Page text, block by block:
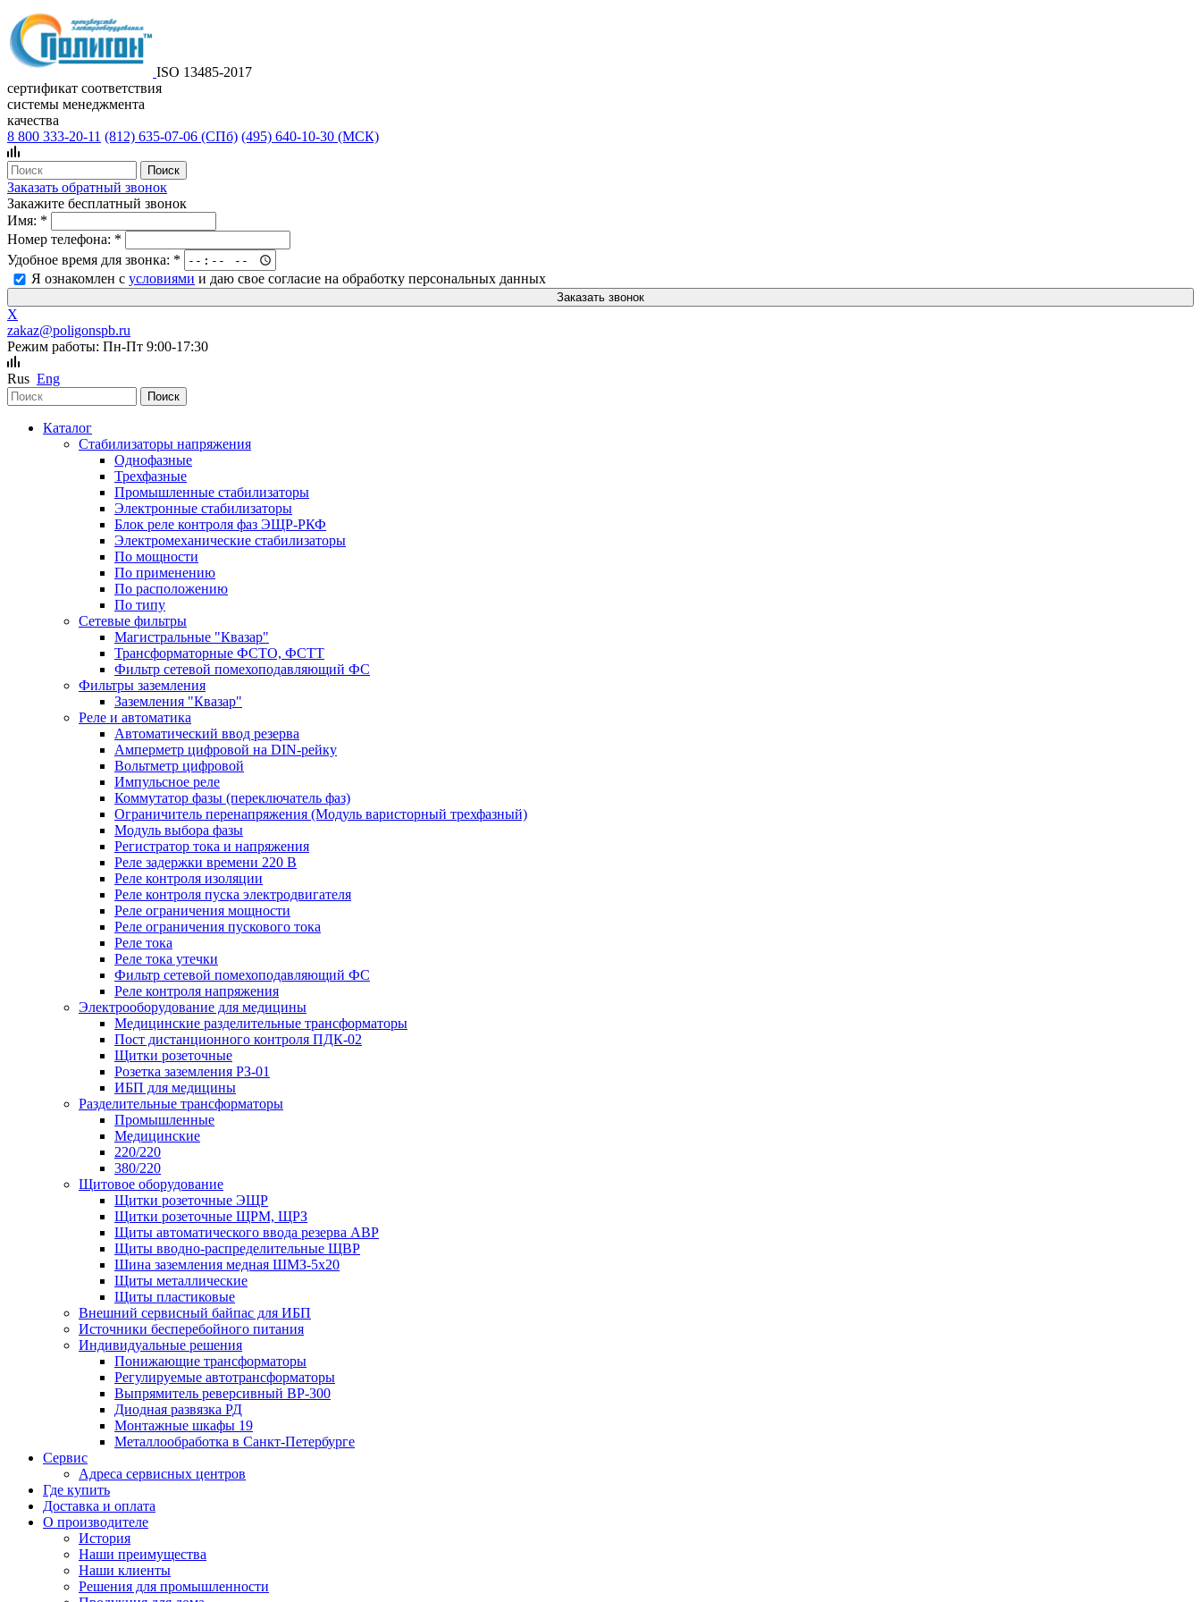
ISO 13485-2017
сертификат соответствия
системы менеджмента
качества
8 800 333-20-11 (812) 635-07-06 (СПб) (495) 640-10-30 (МСК)
Заказать обратный звонок
Закажите бесплатный звонок
Имя: *
Номер телефона: *
Удобное время для звонка: *
Я ознакомлен с условиями и даю свое согласие на обработку персональных данных
X
zakaz@poligonspb.ru
Режим работы: Пн-Пт 9:00-17:30
Rus Eng
Каталог
Стабилизаторы напряжения
Однофазные
Трехфазные
Промышленные стабилизаторы
Электронные стабилизаторы
Блок реле контроля фаз ЭЩР-РКФ
Электромеханические стабилизаторы
По мощности
По применению
По расположению
По типу
Сетевые фильтры
Магистральные "Квазар"
Трансформаторные ФСТО, ФСТТ
Фильтр сетевой помехоподавляющий ФС
Фильтры заземления
Заземления "Квазар"
Реле и автоматика
Автоматический ввод резерва
Амперметр цифровой на DIN-рейку
Вольтметр цифровой
Импульсное реле
Коммутатор фазы (переключатель фаз)
Ограничитель перенапряжения (Модуль варисторный трехфазный)
Модуль выбора фазы
Регистратор тока и напряжения
Реле задержки времени 220 В
Реле контроля изоляции
Реле контроля пуска электродвигателя
Реле ограничения мощности
Реле ограничения пускового тока
Реле тока
Реле тока утечки
Фильтр сетевой помехоподавляющий ФС
Реле контроля напряжения
Электрооборудование для медицины
Медицинские разделительные трансформаторы
Пост дистанционного контроля ПДК-02
Щитки розеточные
Розетка заземления РЗ-01
ИБП для медицины
Разделительные трансформаторы
Промышленные
Медицинские
220/220
380/220
Щитовое оборудование
Щитки розеточные ЭЩР
Щитки розеточные ЩРМ, ЩРЗ
Щиты автоматического ввода резерва АВР
Щиты вводно-распределительные ЩВР
Шина заземления медная ШМЗ-5х20
Щиты металлические
Щиты пластиковые
Внешний сервисный байпас для ИБП
Источники бесперебойного питания
Индивидуальные решения
Понижающие трансформаторы
Регулируемые автотрансформаторы
Выпрямитель реверсивный ВР-300
Диодная развязка РД
Монтажные шкафы 19
Металлообработка в Санкт-Петербурге
Сервис
Адреса сервисных центров
Где купить
Доставка и оплата
О производителе
История
Наши преимущества
Наши клиенты
Решения для промышленности